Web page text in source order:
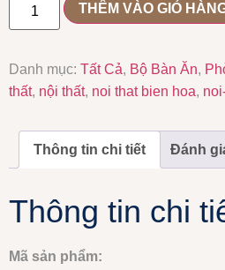
THÊM VÀO GIỎ
Danh mục: Tất Cả, Bộ Bàn Ăn,
thất, nội thất, noi that bien hoa,
Thông tin chi tiết Đánh
Thông tin chi
Mã sản phẩm: